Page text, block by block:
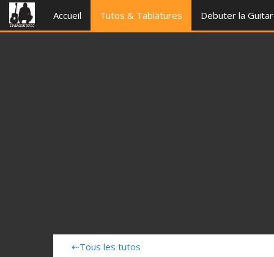
Accueil Tutos & Tablatures Debuter la
⇠Tous les tutos